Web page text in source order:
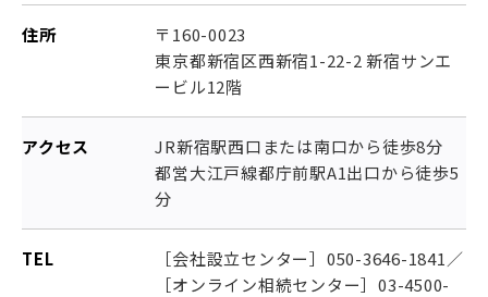
住所
〒160-0023
東京都新宿区西新宿1-22-2 新宿サンエ
ービル12階
アクセス
JR新宿駅西口または南口から徒歩8分
都営大江戸線都庁前駅A1出口から徒歩5
分
TEL
［会社設立センター］050-3646-1841／
［オンライン相続センター］03-4500-